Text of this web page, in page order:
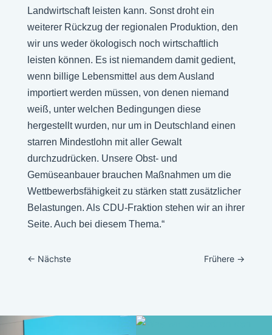
Landwirtschaft leisten kann. Sonst droht ein
weiterer Rückzug der regionalen Produktion, den
wir uns weder ökologisch noch wirtschaftlich
leisten können. Es ist niemandem damit gedient,
wenn billige Lebensmittel aus dem Ausland
importiert werden müssen, von denen niemand
weiß, unter welchen Bedingungen diese
hergestellt wurden, nur um in Deutschland einen
starren Mindestlohn mit aller Gewalt
durchzudrücken. Unsere Obst- und
Gemüseanbauer brauchen Maßnahmen um die
Wettbewerbsfähigkeit zu stärken statt zusätzlicher
Belastungen. Als CDU-Fraktion stehen wir an ihrer
Seite. Auch bei diesem Thema.“
← Nächste Frühere →